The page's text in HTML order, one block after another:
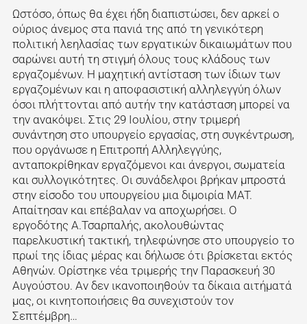
Ωστόσο, όπως θα έχει ήδη διαπιστώσει, δεν αρκεί ο
ούριος άνεμος στα πανιά της από τη γενικότερη
πολιτική λεηλασίας των εργατικών δικαιωμάτων που
σαρώνει αυτή τη στιγμή όλους τους κλάδους των
εργαζομένων. Η μαχητική αντίσταση των ίδιων των
εργαζομένων και η αποφασιστική αλληλεγγύη όλων
όσoι πλήττονται από αυτήν την κατάσταση μπορεί να
την ανακόψει. Στις 29 Ιουλίου, στην τριμερή
συνάντηση στο υπουργείο εργασίας, στη συγκέντρωση,
που οργάνωσε η Επιτροπή Αλληλεγγύης,
ανταποκρίθηκαν εργαζόμενοι και άνεργοι, σωματεία
και συλλογικότητες. Οι συνάδελφοι βρήκαν μπροστά
στην είσοδο του υπουργείου μια διμοιρία MAT.
Απαίτησαν και επέβαλαν να αποχωρήσει. Ο
εργοδότης Α.Τσαρπαλής, ακολουθώντας
παρελκυστική τακτική, τηλεφώνησε στο υπουργείο το
πρωί της ίδιας μέρας και δήλωσε ότι βρίσκεται εκτός
Αθηνών. Ορίστηκε νέα τριμερής την Παρασκευή 30
Αυγούστου. Αν δεν ικανοποιηθούν τα δίκαια αιτήματά
μας, οι κινητοποιήσεις θα συνεχιστούν τον
Σεπτέμβρη…